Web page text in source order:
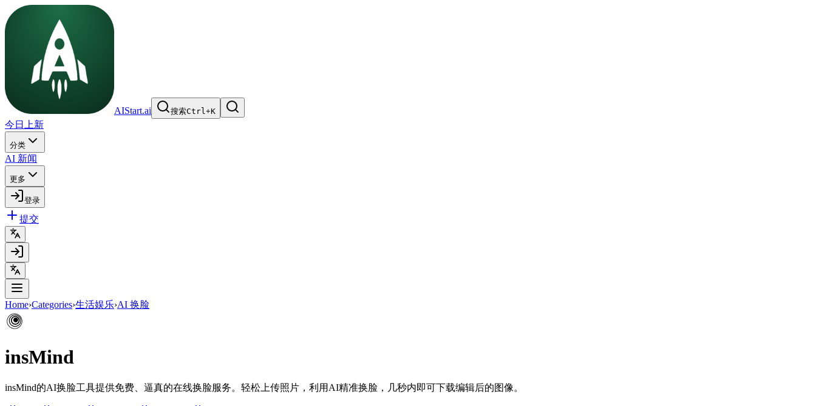
AIStart.ai 搜索Ctrl+K
今日上新
分类
AI 新闻
更多
登录
提交
Home›Categories›生活娱乐›AI 换脸
insMind
insMind的AI换脸工具提供免费、逼真的在线换脸服务。轻松上传照片，利用AI精准换脸，几秒内即可下载编辑后的图像。